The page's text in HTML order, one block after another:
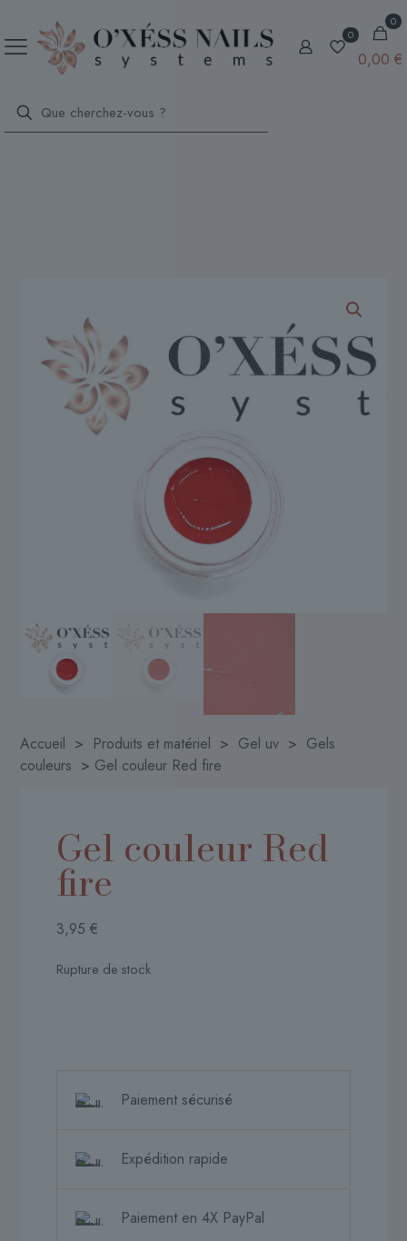
0
0
0,00 €
Accueil > Produits et matériel > Gel uv > Gels
couleurs > Gel couleur Red fire
Gel couleur Red
fire
3,95€
Rupture de stock
Paiement sécurisé
Expédition rapide
Paiement en 4X PayPal